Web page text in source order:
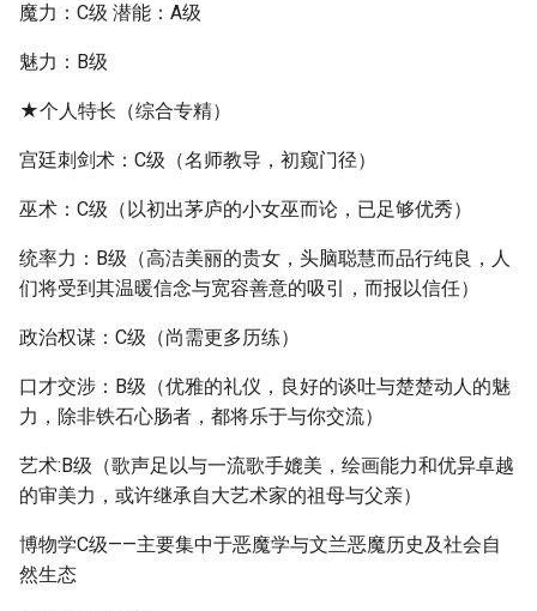
魔力：C级 潜能：A级
魅力：B级
★个人特长（综合专精）
宫廷刺剑术：C级（名师教导，初窥门径）
巫术：C级（以初出茅庐的小女巫而论，已足够优秀）
统率力：B级（高洁美丽的贵女，头脑聪慧而品行纯良，人
们将受到其温暖信念与宽容善意的吸引，而报以信任）
政治权谋：C级（尚需更多历练）
口才交涉：B级（优雅的礼仪，良好的谈吐与楚楚动人的魅
力，除非铁石心肠者，都将乐于与你交流）
艺术:B级（歌声足以与一流歌手媲美，绘画能力和优异卓越
的审美力，或许继承自大艺术家的祖母与父亲）
博物学C级——主要集中于恶魔学与文兰恶魔历史及社会自
然生态